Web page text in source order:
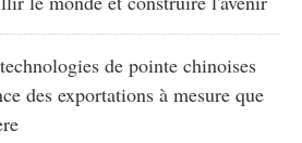
de pointe chinoises
des exportations à mesure que